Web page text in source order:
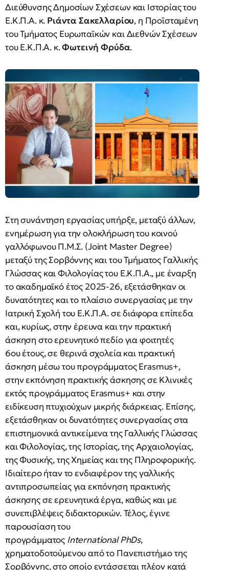
Διεύθυνσης Δημοσίων Σχέσεων και Ιστορίας του
Ε.Κ.Π.Α. κ. Ριάντα Σακελλαρίου, η Προϊσταμένη
του Τμήματος Ευρωπαϊκών και Διεθνών Σχέσεων
του Ε.Κ.Π.Α. κ.Φωτεινή Φρύδα.
Στη συνάντηση εργασίας υπήρξε, μεταξύ άλλων,
ενημέρωση για την ολοκλήρωση του κοινού
γαλλόφωνου Π.Μ.Σ. (Joint Master Degree)
μεταξύ της Σορβόννης και του Τμήματος Γαλλικής
Γλώσσας και Φιλολογίας του Ε.Κ.Π.Α., με έναρξη
το ακαδημαϊκό έτος 2025-26, εξετάσθηκαν οι
δυνατότητες και το πλαίσιο συνεργασίας με την
Ιατρική Σχολή του Ε.Κ.Π.Α. σε διάφορα επίπεδα
και, κυρίως, στην έρευνα και την πρακτική
άσκηση στο ερευνητικό πεδίο για φοιτητές
6ου έτους, σε θερινά σχολεία και πρακτική
άσκηση μέσω του προγράμματος Erasmus+,
στην εκπόνηση πρακτικής άσκησης σε Κλινικές
εκτός προγράμματος Erasmus+ και στην
ειδίκευση πτυχιούχων μικρής διάρκειας. Επίσης,
εξετάσθηκαν οι δυνατότητες συνεργασίας στα
επιστημονικά αντικείμενα της Γαλλικής Γλώσσας
και Φιλολογίας, της Ιστορίας, της Αρχαιολογίας,
της Φυσικής, της Χημείας και της Πληροφορικής.
Ιδιαίτερο ήταν το ενδιαφέρον της γαλλικής
αντιπροσωπείας για εκπόνηση πρακτικής
άσκησης σε ερευνητικά έργα, καθώς και με
συνεπιβλέψεις διδακτορικών. Τέλος, έγινε
παρουσίαση του
προγράμματος International PhDs,
χρηματοδοτούμενου από το Πανεπιστήμιο της
Σορβόννης, στο οποίο εντάσσεται πλέον κατά